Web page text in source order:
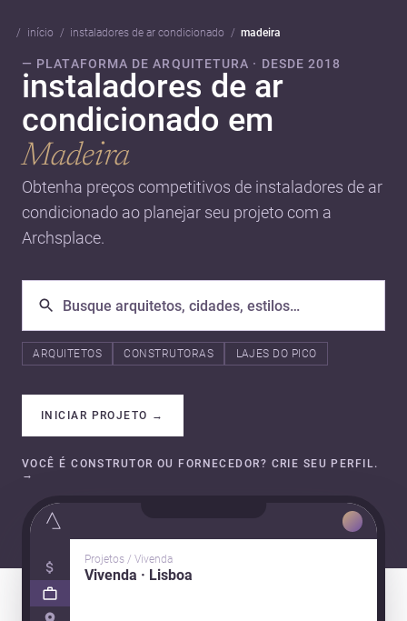
início instaladores de ar condicionado madeira
— PLATAFORMA DE ARQUITETURA · DESDE 2018
instaladores de ar
condicionado em
Madeira
Obtenha preços competitivos de instaladores de ar
condicionado ao planejar seu projeto com a
Archsplace.
ARQUITETOS CONSTRUTORAS LAJES DO PICO
INICIAR PROJETO →
VOCÊ É CONSTRUTOR OU FORNECEDOR? CRIE SEU PERFIL.
→
Projetos / Vivenda
Vivenda · Lisboa